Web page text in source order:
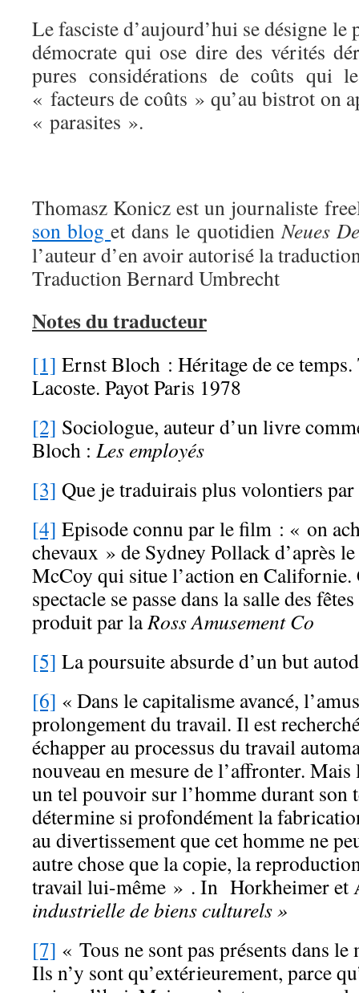
Le fasciste d’aujourd’hui se désigne le
démocrate qui ose dire des vérités
pures considérations de coûts qui
« facteurs de coûts » qu’au bistrot on
« parasites ».
Thomasz Konicz est un journaliste
son bloget dans le quotidienNeues
l’auteur d’en avoir autorisé la
Traduction Bernard Umbrecht
Notes du traducteur
[1] Ernst Bloch : Héritage de ce
Lacoste. Payot Paris 1978
[2] Sociologue, auteur d’un livre
Bloch :Les employés
[3] Que je traduirais plus volontiers par
[4] Episode connu par le film : « on
chevaux » de Sydney Pollack d’après
McCoy qui situe l’action en Californie.
spectacle se passe dans la salle des
produit par laRossAmusementCo
[5] La poursuite absurde d’un but
[6] « Dans le capitalisme avancé,
prolongement du travail. Il est
échapper au processus du travail
nouveau en mesure de l’affronter.
un tel pouvoir sur l’homme durant son
détermine si profondément la
au divertissement que cet homme ne
autre chose que la copie, la
travail lui-même » . In Horkheimer et
industrielle de biens culturels »
[7] « Tous ne sont pas présents dans le
Ils n’y sont qu’extérieurement, parce